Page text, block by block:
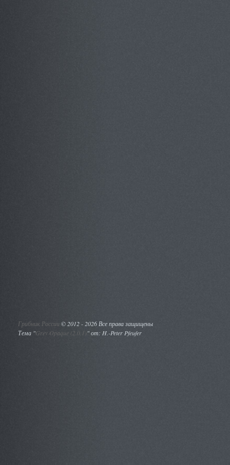
Грибник России ©2012 - 2026 Все права защищены
Тема "Grey Opaque (2.0.1)" от: H.-Peter Pfeufer